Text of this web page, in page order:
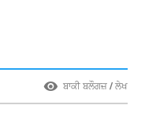
ਬਾਕੀ ਬਲੌਗਜ਼ / ਲੇਖ